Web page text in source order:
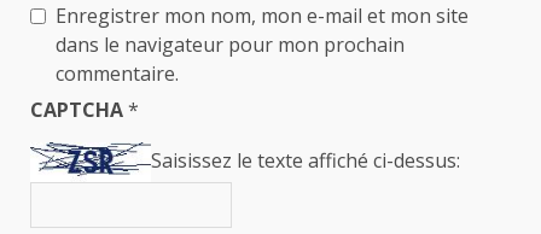
Enregistrer mon nom, mon e-mail et mon site
dans le navigateur pour mon prochain
commentaire.
CAPTCHA*
Saisissez le texte affiché ci-dessus: